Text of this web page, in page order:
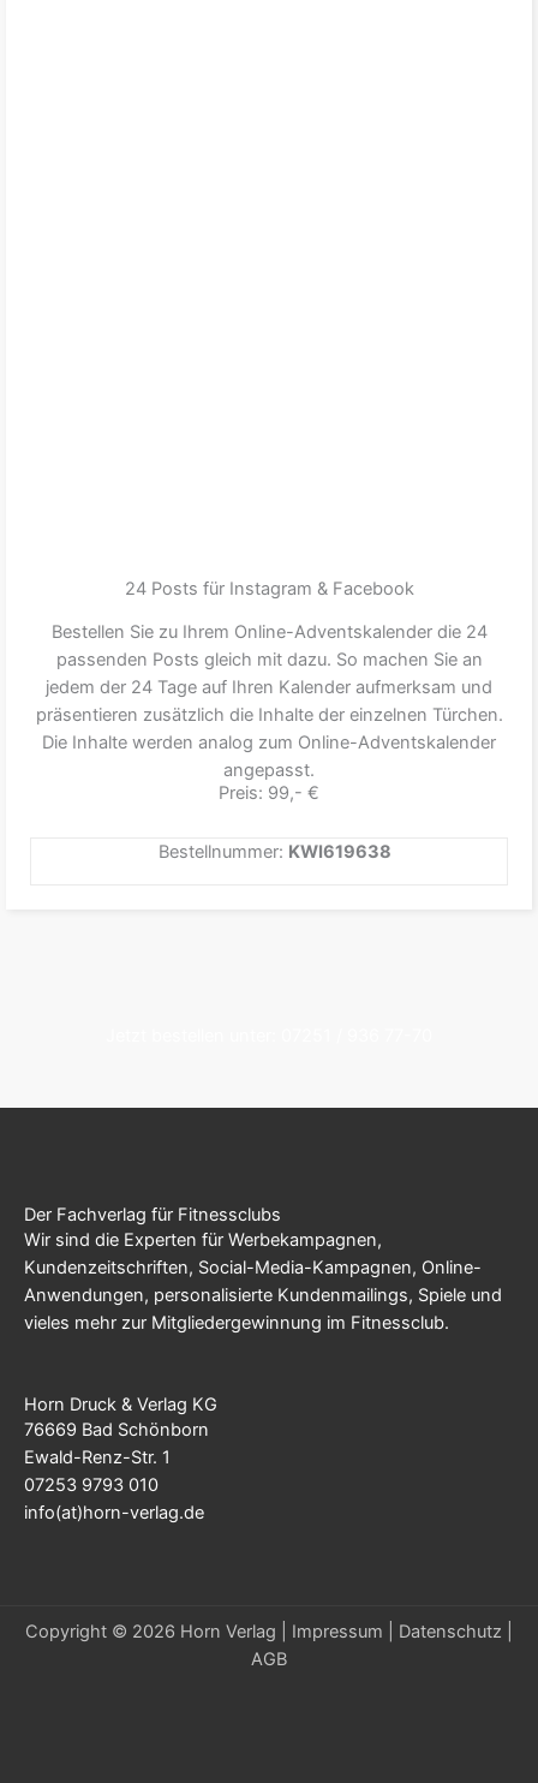
24 Posts für Instagram & Facebook
Bestellen Sie zu Ihrem Online-Adventskalender die 24
passenden Posts gleich mit dazu. So machen Sie an
jedem der 24 Tage auf Ihren Kalender aufmerksam und
präsentieren zusätzlich die Inhalte der einzelnen Türchen.
Die Inhalte werden analog zum Online-Adventskalender
angepasst.
Preis: 99,- €
Bestellnummer: KWI619638
Der Fachverlag für Fitnessclubs
Wir sind die Experten für Werbekampagnen,
Kundenzeitschriften, Social-Media-Kampagnen, Online-
Anwendungen, personalisierte Kundenmailings, Spiele und
vieles mehr zur Mitgliedergewinnung im Fitnessclub.
Horn Druck & Verlag KG
76669 Bad Schönborn
Ewald-Renz-Str. 1
07253 9793 010
info(at)horn-verlag.de
Copyright © 2026 Horn Verlag | Impressum Datenschutz
AGB